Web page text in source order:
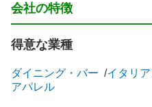
会社の特徴
得意な業種
ダイニング・バー イタリ
アパレル